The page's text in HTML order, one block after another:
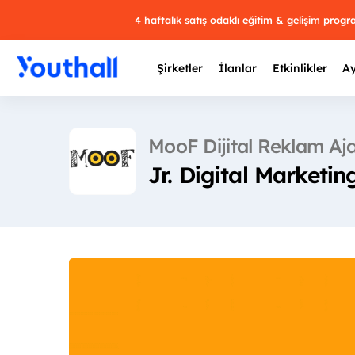
4 haftalık satış odaklı eğitim & gelişim
Şirketler İlanlar Etkinlikler
MooF Dijital Reklam
Jr. Digital